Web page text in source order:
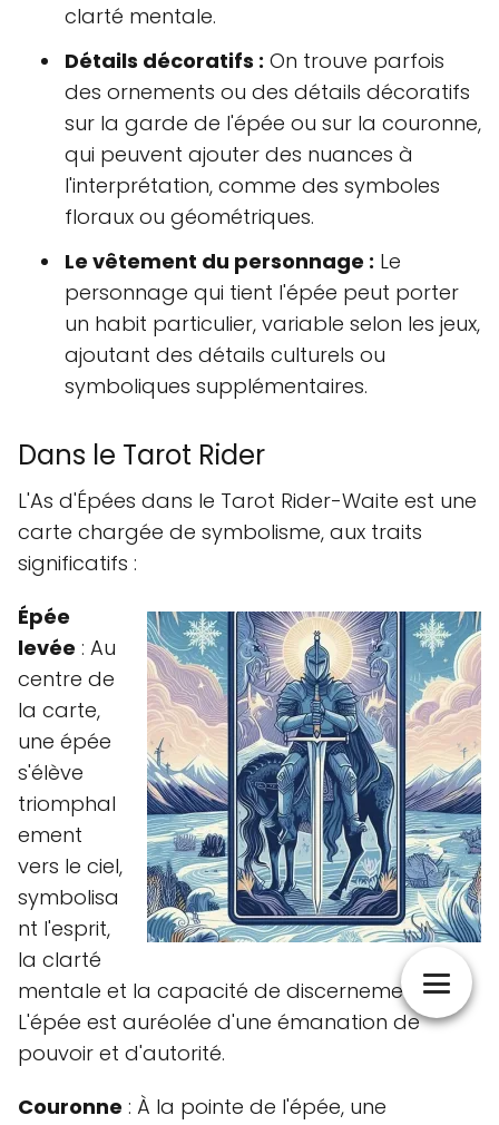
clarté mentale.
Détails décoratifs : On trouve parfois
des ornements ou des détails décoratifs
sur la garde de l'épée ou sur la couronne,
qui peuvent ajouter des nuances à
l'interprétation, comme des symboles
floraux ou géométriques.
Le vêtement du personnage : Le
personnage qui tient l'épée peut porter
un habit particulier, variable selon les jeux,
ajoutant des détails culturels ou
symboliques supplémentaires.
Dans le Tarot Rider
L'As d'Épées dans le Tarot Rider-Waite est une
carte chargée de symbolisme, aux traits
significatifs :
Épée
levée : Au
centre de
la carte,
une épée
s'élève
triomphal
ement
vers le ciel,
symbolisa
nt l'esprit,
la clarté
mentale et la capacité de discernement.
L'épée est auréolée d'une émanation de
pouvoir et d'autorité.
Couronne : À la pointe de l'épée, une